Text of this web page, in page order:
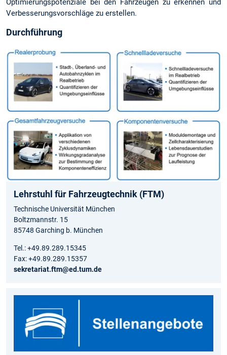
Optimierungspotenziale bei den Fahrzeugen zu erkennen und
Verbesserungsvorschläge zu erstellen.
Durchführung
Lehrstuhl für Fahrzeugtechnik (FTM)
Technische Universität München
Boltzmannstr. 15
85748 Garching b. München
Tel.: +49.89.289.15345
Fax: +49.89.289.15357
sekretariat.ftm@ed.tum.de